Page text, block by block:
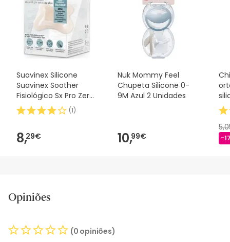
Suavinex Silicone
Suavinex Soother
Fisiológico Sx Pro Zero
2m 1 peça
(1)
8,29€
Nuk Mommy Feel
Chupeta Silicone 0-
9M Azul 2 Unidades
10,99€ -
Opiniões
(0 opiniões)